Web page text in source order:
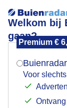
Welkom bij
gaan?
Premium €
Voor slechts
Goedemorgen
Mogen
Indien je